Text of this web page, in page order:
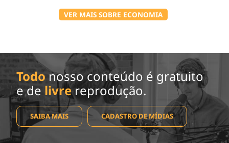
VER MAIS SOBRE ECONOMIA
Todo nosso conteúdo é gratuito
e de livrereprodução.
SAIBA MAIS CADASTRO DE MÍDIAS